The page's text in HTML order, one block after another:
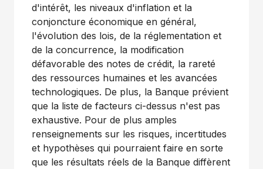
d'intérêt, les niveaux d'inflation et la
conjoncture économique en général,
l'évolution des lois, de la réglementation et
de la concurrence, la modification
défavorable des notes de crédit, la rareté
des ressources humaines et les avancées
technologiques. De plus, la Banque prévient
que la liste de facteurs ci-dessus n'est pas
exhaustive. Pour de plus amples
renseignements sur les risques, incertitudes
et hypothèses qui pourraient faire en sorte
que les résultats réels de la Banque diffèrent